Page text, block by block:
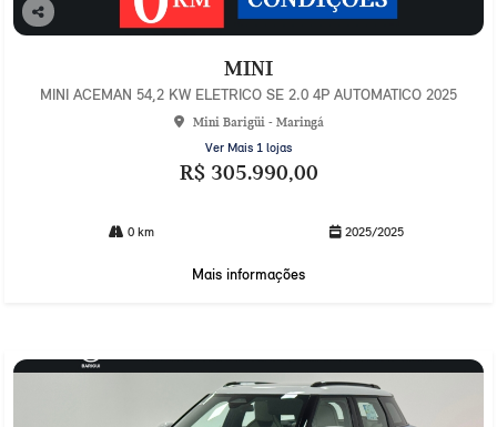
Co
lhe
MINI
MINI ACEMAN 54,2 KW ELETRICO SE 2.0 4P AUTOMATICO 2025
Mini Barigüi - Maringá
Ver Mais 1 lojas
R$ 305.990,00
0 km 2025/2025
Mais informações